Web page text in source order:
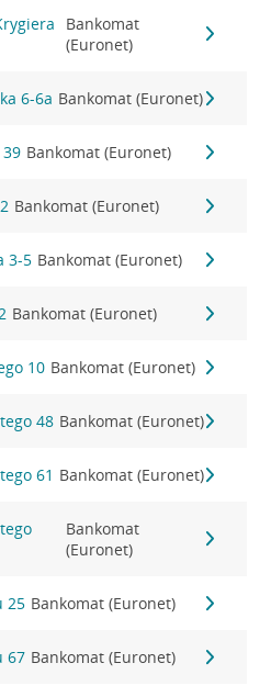
Bankomat
(Euronet)
6-6a Bankomat (Euronet)
Bankomat (Euronet)
Bankomat (Euronet)
3-5 Bankomat (Euronet)
Bankomat (Euronet)
10 Bankomat (Euronet)
48 Bankomat (Euronet)
61 Bankomat (Euronet)
Bankomat
(Euronet)
25 Bankomat (Euronet)
67 Bankomat (Euronet)